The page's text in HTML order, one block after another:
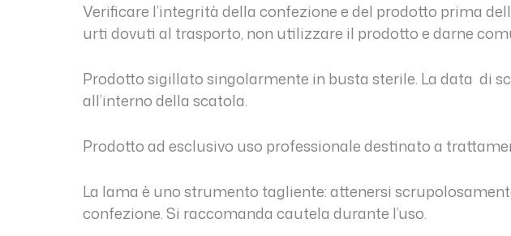
Verificare l’integrità della confezione e del prodotto prima
urti dovuti al trasporto, non utilizzare il prodotto e darne
Prodotto sigillato singolarmente in busta sterile. La data di
all’interno della scatola.
Prodotto ad esclusivo uso professionale destinato a
La lama è uno strumento tagliente: attenersi
confezione. Si raccomanda cautela durante l’uso.